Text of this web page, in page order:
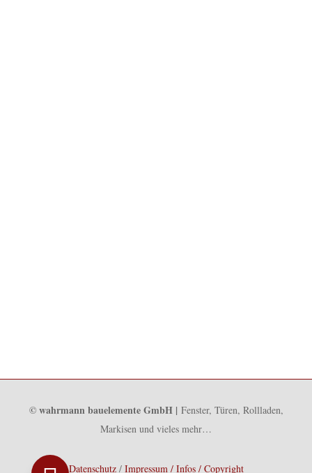
© wahrmann bauelemente GmbH | Fenster, Türen, Rollladen,
Markisen und vieles mehr…
Datenschutz/ Impressum / Infos / Copyright